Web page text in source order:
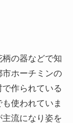
の器などで知
市ホーチミンの
作られている
使われていま
流になり姿を